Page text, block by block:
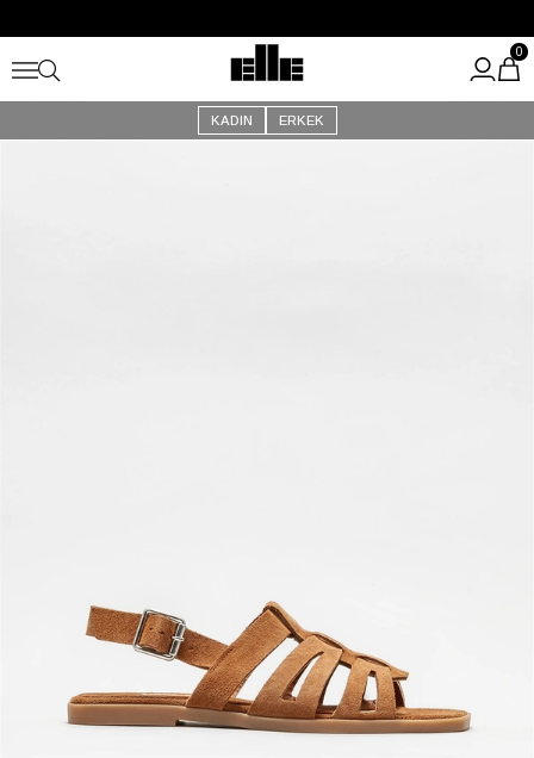
Kargo Ücretsiz!
KADIN ERKEK
0